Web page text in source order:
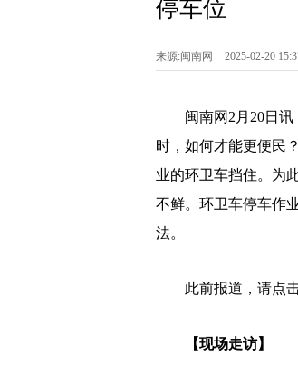
停车位
来源:闽南网 2025-02-20
闽南网2月20日讯
时，如何才能更便民
业的环卫车挡住。为
不鲜。环卫车停车作
法。
此前报道，请点击
【现场走访】